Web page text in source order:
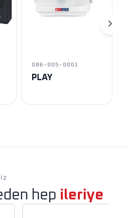
086-005-0001
PLAY
hep ileriye